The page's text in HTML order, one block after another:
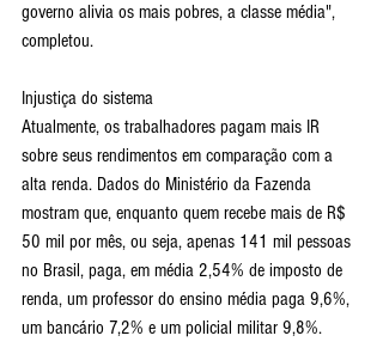
governo alivia os mais pobres, a classe média",
completou.
Injustiça do sistema
Atualmente, os trabalhadores pagam mais IR
sobre seus rendimentos em comparação com a
alta renda. Dados do Ministério da Fazenda
mostram que, enquanto quem recebe mais de R$
50 mil por mês, ou seja, apenas 141 mil pessoas
no Brasil, paga, em média 2,54% de imposto de
renda, um professor do ensino média paga 9,6%,
um bancário 7,2% e um policial militar 9,8%.